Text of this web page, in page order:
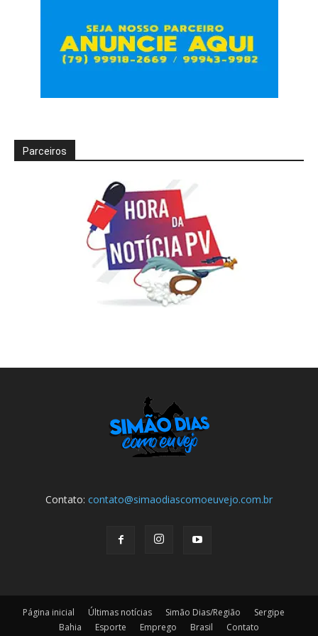
Parceiros
Contato: contato@simaodiascomoeuvejo.com.br
Página inicial Últimas notícias Simão Dias/Região
Sergipe
Bahia
Esporte Emprego Brasil Contato